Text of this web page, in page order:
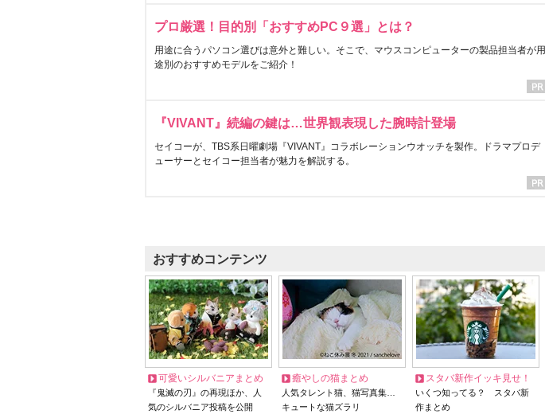
プロ厳選！目的別「おすすめPC９選」とは？
用途に合うパソコン選びは意外と難しい。そこで、マウスコンピューターの製品担当者が用
途別のおすすめモデルをご紹介！
『VIVANT』続編の鍵は…世界観表現した腕時計登場
セイコーが、TBS系日曜劇場『VIVANT』コラボレーションウオッチを製作。ドラマプロデ
ューサーとセイコー担当者が魅力を解説する。
おすすめコンテンツ
可愛いシルバニアまとめ
『鬼滅の刃』の再現ほか、人
気のシルバニア投稿を公開
癒やしの猫まとめ
人気タレント猫、猫写真集…
キュートな猫ズラリ
スタバ新作イッキ見せ！
いくつ知ってる？ スタバ新
作まとめ